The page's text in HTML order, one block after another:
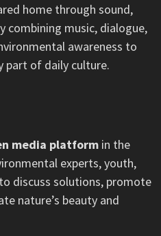
home through sound,
combining music, dialogue,
awareness to
part of daily culture.
media platformin the
experts, youth,
discuss solutions, promote
nature’s beauty and